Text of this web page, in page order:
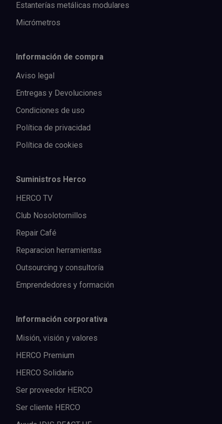
Estanterías metálicas modulares
Micrómetros
Información de compra
Aviso legal
Entregas y Devoluciones
Condiciones de uso
Política de privacidad
Política de cookies
Suministros Herco
HERCO TV
Club Nosolotornillos
Repair Café
Reparacion herramientas
Outsourcing y consultoría
Emprendedores y formación
Información corporativa
Misión, visión y valores
HERCO Premium
HERCO Solidario
Ser proveedor HERCO
Ser cliente HERCO